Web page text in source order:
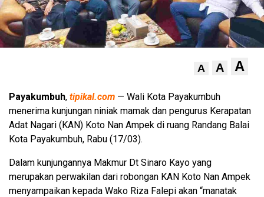
A A A
Payakumbuh, tipikal.com — Wali Kota Payakumbuh
menerima kunjungan niniak mamak dan pengurus Kerapatan
Adat Nagari (KAN) Koto Nan Ampek di ruang Randang Balai
Kota Payakumbuh, Rabu (17/03).
Dalam kunjungannya Makmur Dt Sinaro Kayo yang
merupakan perwakilan dari robongan KAN Koto Nan Ampek
menyampaikan kepada Wako Riza Falepi akan “manatak